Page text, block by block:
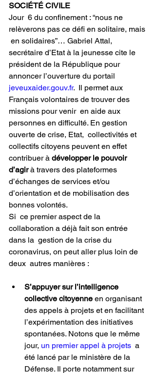
SOCIÉTÉ CIVILE
Jour  6 du confinement : “nous ne
relèverons pas ce défi en solitaire, mais
en solidaires”… Gabriel Attal,
secrétaire d’Etat à la jeunesse cite le
président de la République pour
annoncer l’ouverture du portail
jeveuxaider.gouv.fr.  Il permet aux
Français volontaires de trouver des
missions pour venir  en aide aux
personnes en difficulté. En gestion
ouverte de crise, Etat,  collectivités et
collectifs citoyens peuvent en effet
contribuer à développer le pouvoir
d’agir à travers des plateformes
d’échanges de services et/ou
d’orientation et de mobilisation des
bonnes volontés.
Si  ce premier aspect de la
collaboration a déjà fait son entrée
dans la  gestion de la crise du
coronavirus, on peut aller plus loin de
deux  autres manières :
S’appuyer sur l’intelligence
collective citoyenne en organisant
des appels à projets et en facilitant
l’expérimentation des initiatives
spontanées. Notons que le même
jour, un premier appel à projets
  a
été lancé par le ministère de la
Défense. Il porte notamment sur